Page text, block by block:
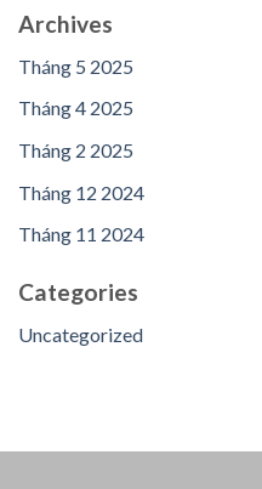
Archives
Tháng 5 2025
Tháng 4 2025
Tháng 2 2025
Tháng 12 2024
Tháng 11 2024
Categories
Uncategorized